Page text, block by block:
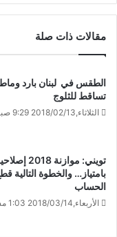
مقالات ذات صلة
الطقس في لبنان بارد
تساقط للثلوج
الثلاثاء,2018/02/13 9:29 صباحًا
تويني: موازنة 2018
بامتياز… والخطوة التالية
الحساب
الأربعاء,2018/03/14 1:03 مساءً